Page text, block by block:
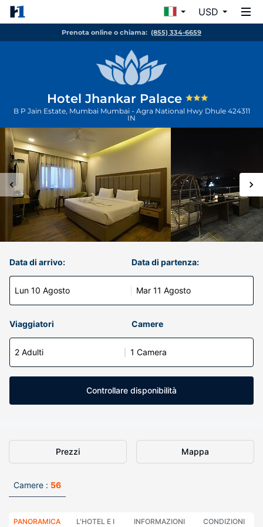
USD
Prenota online o chiama: (855) 334-6659
Hotel Jhankar Palace
B P Jain Estate, Mumbai Mumbai - Agra National Hwy Dhule 424311
IN
Data di arrivo:
Lun 10 Agosto
Data di partenza:
Mar 11 Agosto
Viaggiatori Camere
2 Adulti 1 Camera
Controllare disponibilità
Prezzi Mappa
Camere : 56
PANORAMICA
L'HOTEL E I
INFORMAZIONI
CONDIZIONI